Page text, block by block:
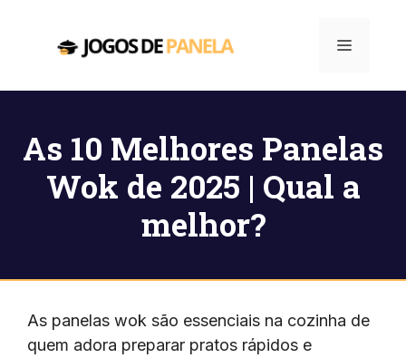
Menu
As 10 Melhores Panelas
Wok de 2025 | Qual a
melhor?
As panelas wok são essenciais na cozinha de
quem adora preparar pratos rápidos e